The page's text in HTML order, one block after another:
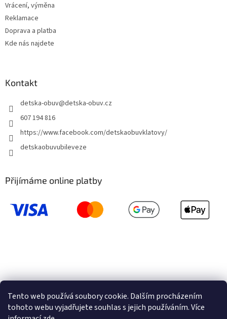
Tento web používá soubory cookie. Dalším procházením
tohoto webu vyjadřujete souhlas s jejich používáním. Více
Vrácení, výměna
Reklamace
Doprava a platba
Kde nás najdete
Kontakt
detska-obuv@detska-obuv.cz
607 194 816
https://www.facebook.com/detskaobuvklatovy/
detskaobuvubileveze
Přijímáme online platby